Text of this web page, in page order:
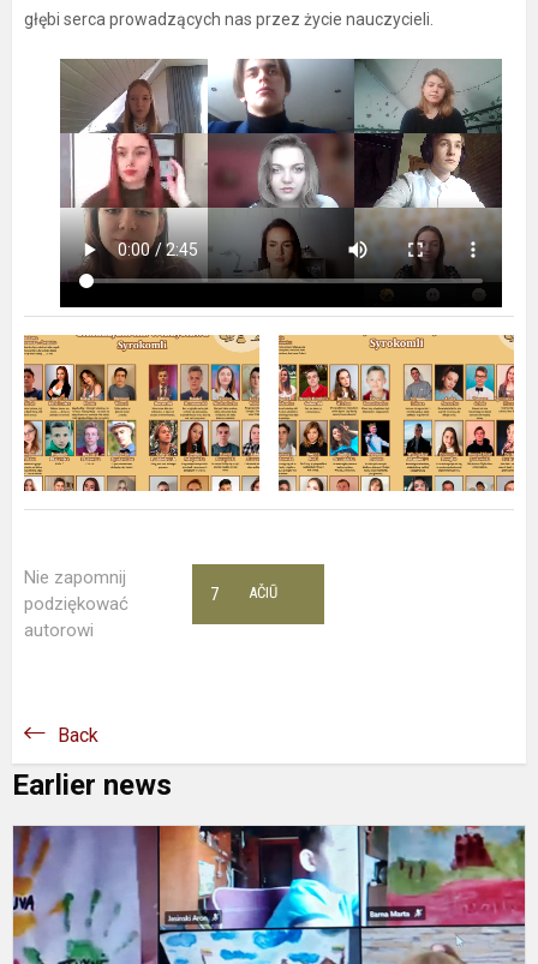
głębi serca prowadzących nas przez życie nauczycieli.
Nie zapomnij
podziękować
autorowi
AČIŪ
7
Back
Earlier news